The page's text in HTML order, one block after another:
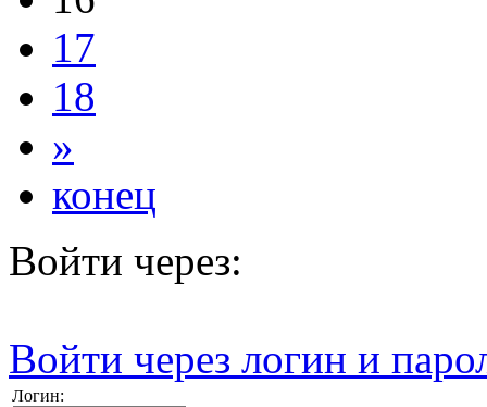
17
18
»
конец
Войти через:
Войти через логин и
Логин: